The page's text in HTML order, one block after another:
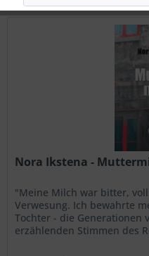
Nora Ikstena -
"Meine Milch war bitter,
Verwesung. Ich bewahrte
Tochter - die Generationen
erzählenden Stimmen des